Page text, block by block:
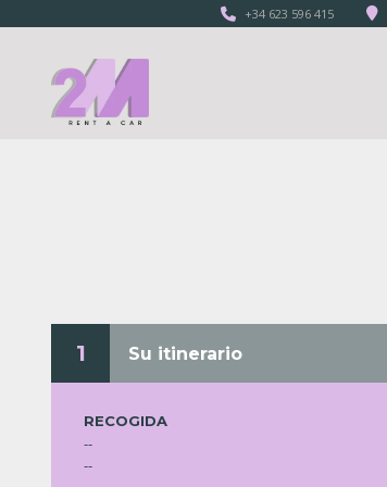
+34 623 596 415
1 Su itinerario
RECOGIDA
--
--